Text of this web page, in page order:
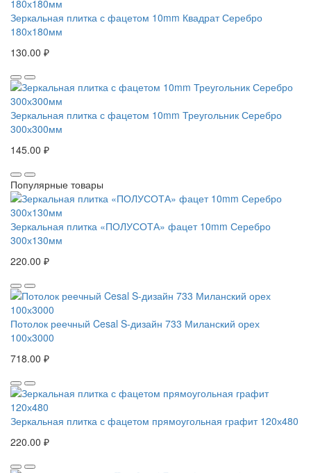
Зеркальная плитка с фацетом 10mm Квадрат Серебро
180х180мм
130.00 ₽
Зеркальная плитка с фацетом 10mm Треугольник Серебро
300х300мм
145.00 ₽
Популярные товары
Зеркальная плитка «ПОЛУСОТА» фацет 10mm Серебро
300х130мм
220.00 ₽
Потолок реечный Cesal S-дизайн 733 Миланский орех
100х3000
718.00 ₽
Зеркальная плитка с фацетом прямоугольная графит 120х480
220.00 ₽